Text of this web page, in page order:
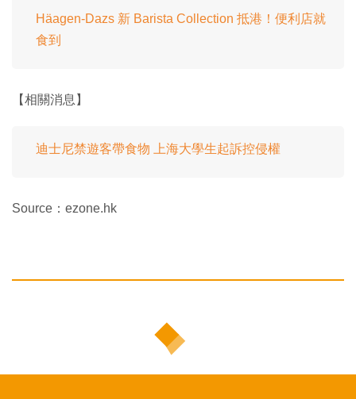
Häagen-Dazs 新 Barista Collection 抵港！便利店就
食到
【相關消息】
迪士尼禁遊客帶食物 上海大學生起訴控侵權
Source：ezone.hk